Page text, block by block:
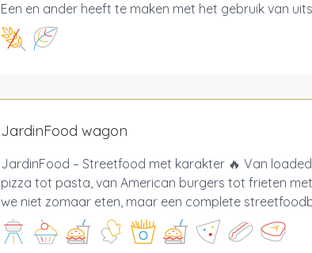
Een en ander heeft te maken met het gebruik van
JardinFood wagon
JardinFood – Streetfood met karakter 🔥 Van
pizza tot pasta, van American burgers tot frieten
we niet zomaar eten, maar een complete